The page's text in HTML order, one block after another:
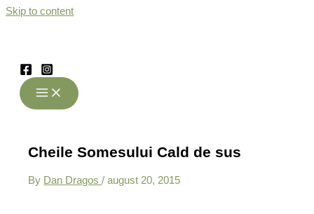
Skip to content
Cheile Somesului Cald de sus
By Dan Dragos/august 20, 2015